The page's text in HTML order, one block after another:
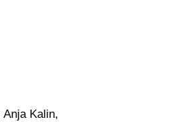
Anja Kalin,